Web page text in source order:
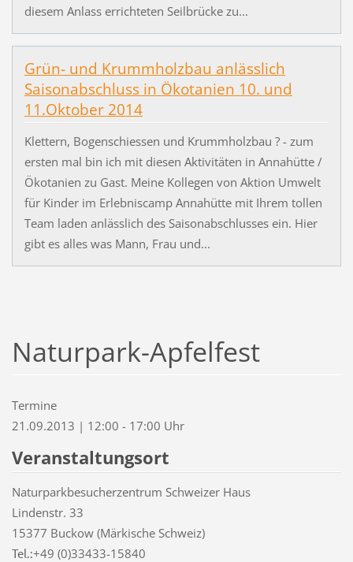
diesem Anlass errichteten Seilbrücke zu...
Grün- und Krummholzbau anlässlich
Saisonabschluss in Ökotanien 10. und
11.Oktober 2014
Klettern, Bogenschiessen und Krummholzbau ? - zum
ersten mal bin ich mit diesen Aktivitäten in Annahütte /
Ökotanien zu Gast. Meine Kollegen von Aktion Umwelt
für Kinder im Erlebniscamp Annahütte mit Ihrem tollen
Team laden anlässlich des Saisonabschlusses ein. Hier
gibt es alles was Mann, Frau und...
Naturpark-Apfelfest
Termine
21.09.2013 | 12:00 - 17:00 Uhr
Veranstaltungsort
Naturparkbesucherzentrum Schweizer Haus
Lindenstr. 33
15377 Buckow (Märkische Schweiz)
Tel.:+49 (0)33433-15840